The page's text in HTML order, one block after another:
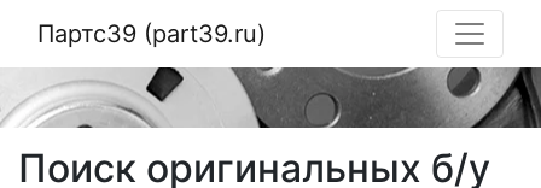
Партс39 (part39.ru)
Поиск оригинальных б/у